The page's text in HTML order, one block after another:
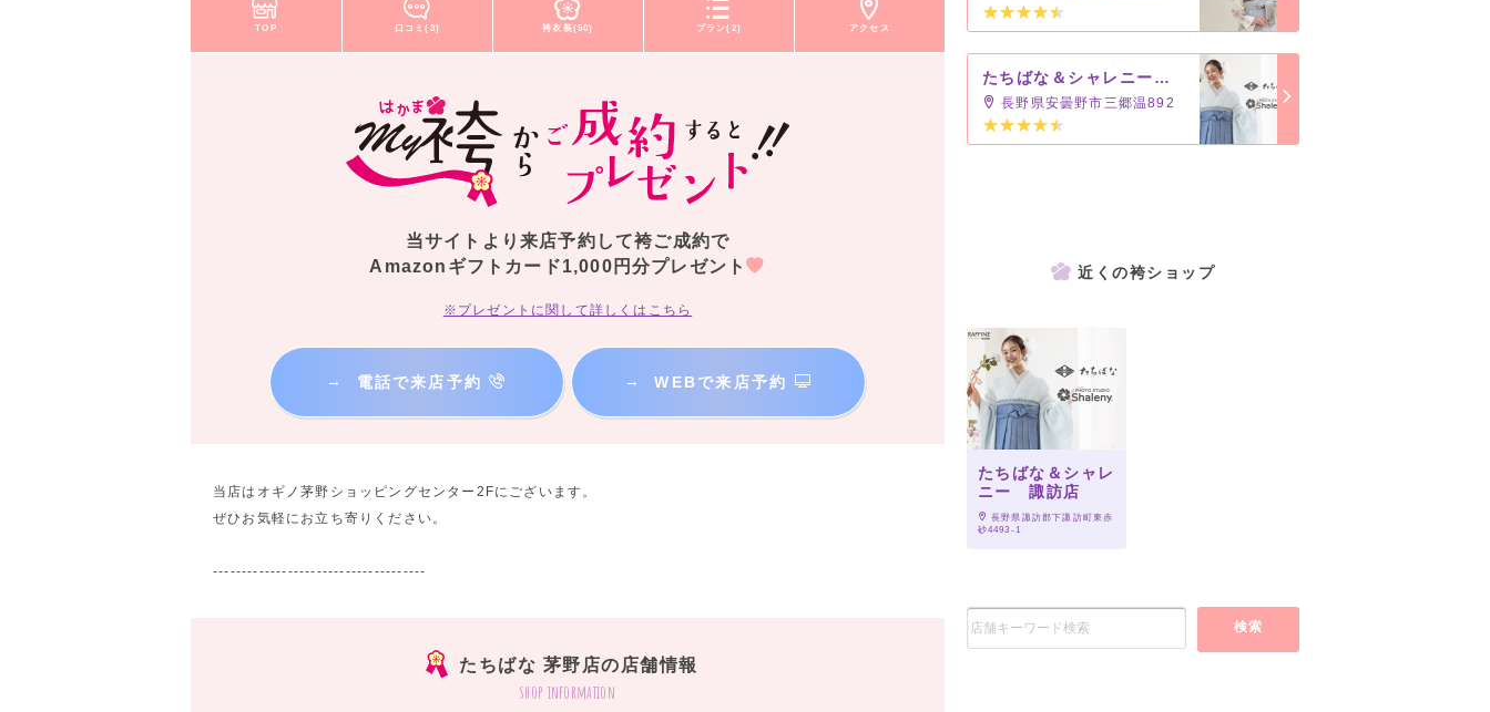
TOP 口コミ(3) 袴衣装(50) プラン(2) アクセス
当サイトより来店予約して袴ご成約で
Amazonギフトカード1,000円分プレゼント
※プレゼントに関して詳しくはこちら
→ 電話で来店予約 → WEBで来店予約
当店はオギノ茅野ショッピングセンター2Fにございます。
ぜひお気軽にお立ち寄りください。
-------------------------------------
たちばな 茅野店の店舗情報
shop information
たちばな＆シャレニー あづみの店
長野県安曇野市三郷温892
近くの袴ショップ
たちばな＆シャレ
ニー 諏訪店
長野県諏訪郡下諏訪町東赤
砂4493-1
検索